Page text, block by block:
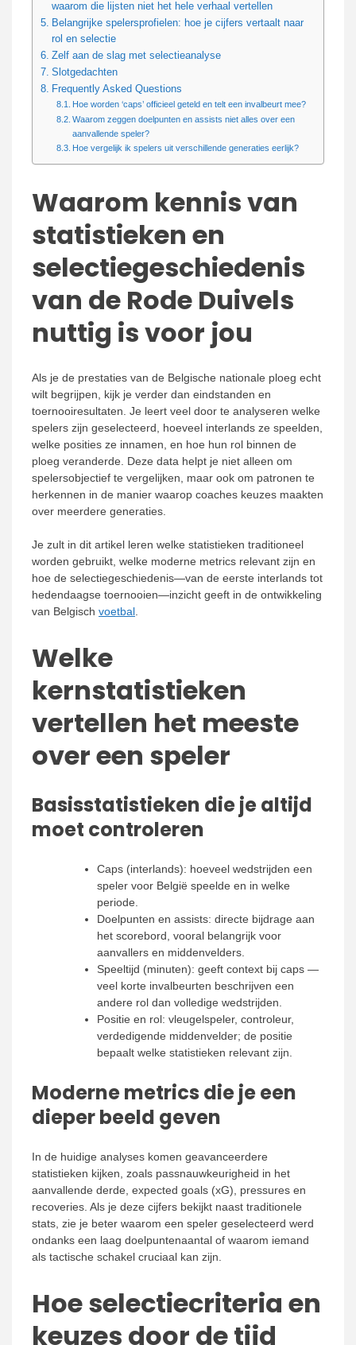
waarom die lijsten niet het hele verhaal vertellen
Belangrijke spelersprofielen: hoe je cijfers vertaalt naar
rol en selectie
Zelf aan de slag met selectieanalyse
Slotgedachten
Frequently Asked Questions
Hoe worden ‘caps’ officieel geteld en telt een invalbeurt mee?
Waarom zeggen doelpunten en assists niet alles over een
aanvallende speler?
Hoe vergelijk ik spelers uit verschillende generaties eerlijk?
Waarom kennis van
statistieken en
selectiegeschiedenis
van de Rode Duivels
nuttig is voor jou
Als je de prestaties van de Belgische nationale ploeg echt
wilt begrijpen, kijk je verder dan eindstanden en
toernooiresultaten. Je leert veel door te analyseren welke
spelers zijn geselecteerd, hoeveel interlands ze speelden,
welke posities ze innamen, en hoe hun rol binnen de
ploeg veranderde. Deze data helpt je niet alleen om
spelersobjectief te vergelijken, maar ook om patronen te
herkennen in de manier waarop coaches keuzes maakten
over meerdere generaties.
Je zult in dit artikel leren welke statistieken traditioneel
worden gebruikt, welke moderne metrics relevant zijn en
hoe de selectiegeschiedenis—van de eerste interlands tot
hedendaagse toernooien—inzicht geeft in de ontwikkeling
van Belgisch voetbal
Welke
kernstatistieken
vertellen het meeste
over een speler
Basisstatistieken die je altijd
moet controleren
Caps (interlands): hoeveel wedstrijden een
speler voor België speelde en in welke
periode.
Doelpunten en assists: directe bijdrage aan
het scorebord, vooral belangrijk voor
aanvallers en middenvelders.
Speeltijd (minuten): geeft context bij caps —
veel korte invalbeurten beschrijven een
andere rol dan volledige wedstrijden.
Positie en rol: vleugelspeler, controleur,
verdedigende middenvelder; de positie
bepaalt welke statistieken relevant zijn.
Moderne metrics die je een
dieper beeld geven
In de huidige analyses komen geavanceerdere
statistieken kijken, zoals passnauwkeurigheid in het
aanvallende derde, expected goals (xG), pressures en
recoveries. Als je deze cijfers bekijkt naast traditionele
stats, zie je beter waarom een speler geselecteerd werd
ondanks een laag doelpuntenaantal of waarom iemand
als tactische schakel cruciaal kan zijn.
Hoe selectiecriteria en
keuzes door de tijd